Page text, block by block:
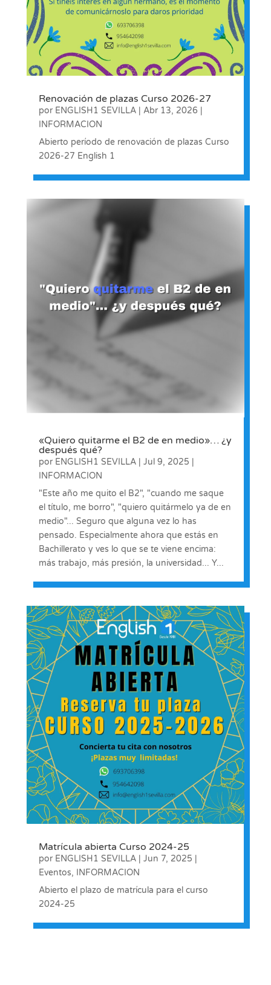
Renovación de plazas Curso 2026-27
por ENGLISH1 SEVILLA| Abr 13, 2026
INFORMACION
Abierto período de renovación de plazas Curso
2026-27 English 1
«Quiero quitarme el B2 de en medio»… ¿y
después qué?
por ENGLISH1 SEVILLA| Jul 9, 2025
INFORMACION
"Este año me quito el B2", "cuando me saque
el título, me borro", "quiero quitármelo ya de en
medio"... Seguro que alguna vez lo has
pensado. Especialmente ahora que estás en
Bachillerato y ves lo que se te viene encima:
más trabajo, más presión, la universidad... Y...
Matrícula abierta Curso 2024-25
por ENGLISH1 SEVILLA| Jun 7, 2025
Eventos, INFORMACION
Abierto el plazo de matrícula para el curso
2024-25